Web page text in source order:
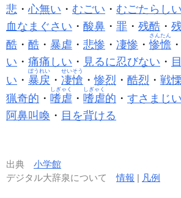
悲 ・心無い ・ むごい ・ むごたらしい
血なまぐさい ・ 酸鼻 ・ 罪 ・ 残酷 ・
酷 ・ 酷 ・ 暴虐 ・ 悲惨 ・ 凄惨 ・惨憺
さんたん
・
い ・ 痛痛しい ・ 見るに忍びない ・
い ・ 暴戻
ぼうれい
・ 凄愴
せいそう
・惨烈 ・ 酷烈 ・ 戦
猟奇的 ・ 嗜虐
しぎゃく
・ 嗜虐
しぎゃく
的 ・ すさまじい
阿鼻叫喚 ・ 目を背ける
出典 小学館
デジタル大辞泉について情報 | 凡例